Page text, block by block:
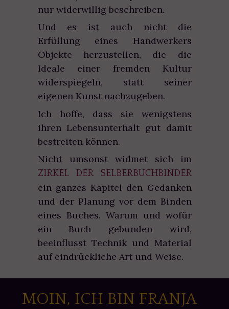
nur widerwillig beschreiben.
Und es ist auch nicht die
Erfüllung eines Handwerkers
Objekte herzustellen, die die
Ideale einer fremden Kultur
widerspiegeln, statt seiner
eigenen Kunst nachzugeben.
Ich hoffe, dass sie wenigstens
ihren Lebensunterhalt gut damit
bestreiten können.
Nicht umsonst widmet sich im
ZIRKEL DER SELBERBUCHBINDER
ein ganzes Kapitel den Gedanken
und der Planung vor dem Binden
eines Buches. Warum und wofür
ein Buch gebunden wird,
beeinflusst Technik und Material
auf eindrückliche Art und Weise.
MOIN, ICH BIN FRANJA